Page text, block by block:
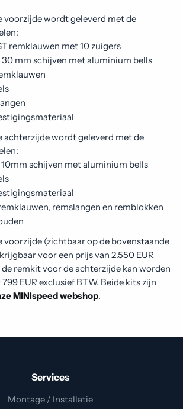
voorzijde wordt geleverd met de
remklauwen met 10 zuigers
30 mm schijven met aluminium bells
achterzijde wordt geleverd met de
10mm schijven met aluminium bells
remslangen en remblokken
voorzijde (zichtbaar op de bovenstaande
voor een prijs van 2.550 EUR
remkit voor de achterzijde kan worden
EUR exclusief BTW. Beide kits zijn
MINIspeed webshop.
Services
Montage / Installatie